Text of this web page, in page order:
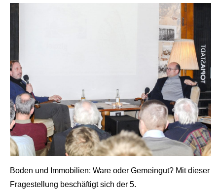
Boden und Immobilien: Ware oder Gemeingut? Mit dieser
Fragestellung beschäftigt sich der 5.